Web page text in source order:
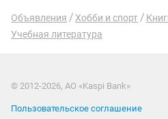
Объявления Хобби и спорт
Учебная литература
© 2012-2026, АО «Kaspi Bank»
Пользовательское соглашение